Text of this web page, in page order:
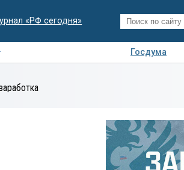
«РФ сегодня»
Госдума
экспертиза